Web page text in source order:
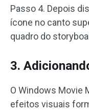
Passo 4. Depois
ícone no canto
quadro do
3.
O Windows Movie
efeitos visuais